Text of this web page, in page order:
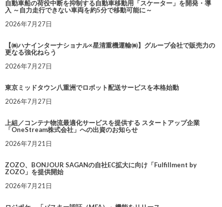
自動車船の荷役中断を抑制する自動車移動用「スケーター」を開発・導
入 ～自力走行できない車両を約5分で移動可能に～
2026年7月27日
【㈱ハナインターナショナル×星清重機運輸㈱】グループ会社で販売力の
更なる強化ねらう
2026年7月27日
東京ミッドタウン八重洲でロボット配送サービスを本格始動
2026年7月27日
上組／コンテナ物流最適化サービスを提供する スタートアップ企業
「OneStream株式会社」への出資のお知らせ
2026年7月21日
ZOZO、BONJOUR SAGANの自社EC拡大に向け「Fulfillment by
ZOZO」を提供開始
2026年7月21日